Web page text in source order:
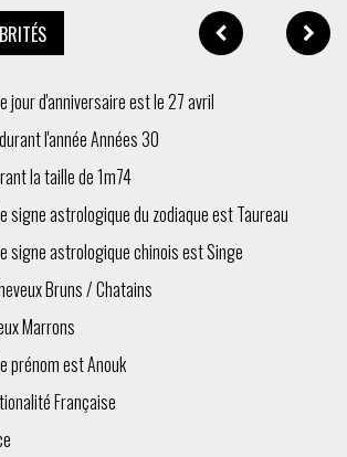
jour d'anniversaire est le 27 avril
l'année Années 30
la taille de 1m74
signe astrologique du zodiaque est Taureau
signe astrologique chinois est Singe
Bruns / Chatains
Marrons
prénom est Anouk
Française